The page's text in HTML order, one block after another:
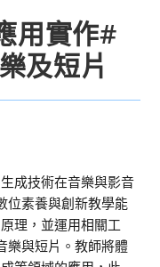
用實作#
及短片
成技術在音樂與影音
位素養與創新教學能
理，並運用相關工
樂與短片。教師將體